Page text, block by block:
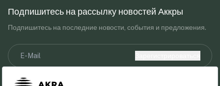
Подпишитесь на рассылку новостей Аккры
Подпишитесь на последние новости, события и предложения.
Я прочитал(а) и принимаю уведомление о Законе о защите